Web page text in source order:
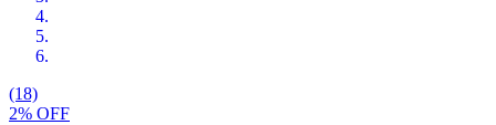
(18)
2% OFF